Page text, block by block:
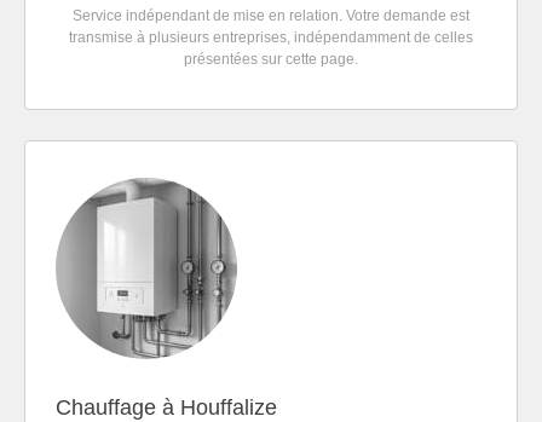
Service indépendant de mise en relation. Votre demande est
transmise à plusieurs entreprises, indépendamment de celles
présentées sur cette page.
Chauffage à Houffalize